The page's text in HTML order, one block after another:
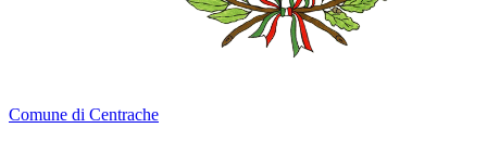
Comune di Centrache